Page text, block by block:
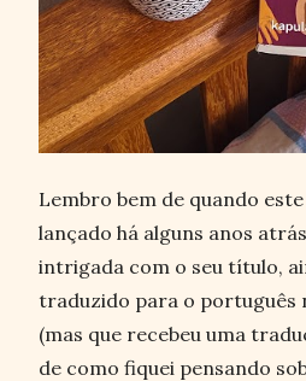
Lembro bem de quando
lançado há alguns anos
intrigada com o seu título,
traduzido para o português
(mas que recebeu uma
de como fiquei pensando